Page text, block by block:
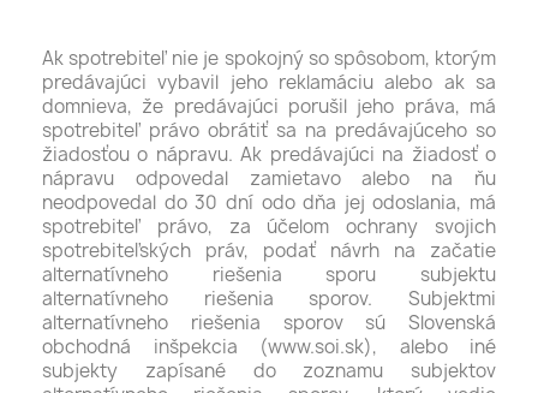
Ak spotrebiteľ nie je spokojný so spôsobom, ktorým
predávajúci vybavil jeho reklamáciu alebo ak sa
domnieva, že predávajúci porušil jeho práva, má
spotrebiteľ právo obrátiť sa na predávajúceho so
žiadosťou o nápravu. Ak predávajúci na žiadosť o
nápravu odpovedal zamietavo alebo na ňu
neodpovedal do 30 dní odo dňa jej odoslania, má
spotrebiteľ právo, za účelom ochrany svojich
spotrebiteľských práv, podať návrh na začatie
alternatívneho riešenia sporu subjektu
alternatívneho riešenia sporov. Subjektmi
alternatívneho riešenia sporov sú Slovenská
obchodná inšpekcia (www.soi.sk), alebo iné
subjekty zapísané do zoznamu subjektov